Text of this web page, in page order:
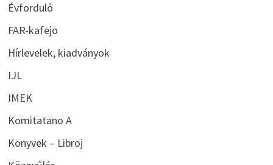
Évforduló
FAR-kafejo
Hírlevelek, kiadványok
IJL
IMEK
Komitatano A
Könyvek – Libroj